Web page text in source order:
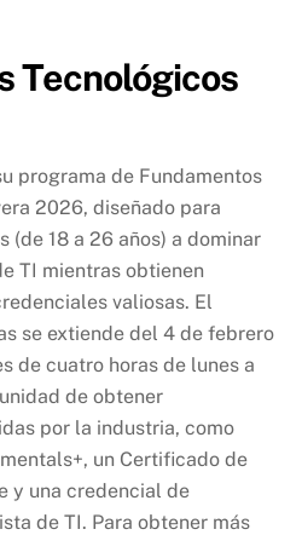
Tecnológicos
programa de Fundamentos
2026, diseñado para
(de 18 a 26 años) a dominar
TI mientras obtienen
valiosas. El
se extiende del 4 de febrero
de cuatro horas de lunes a
de obtener
por la industria, como
un Certificado de
y una credencial de
de TI. Para obtener más